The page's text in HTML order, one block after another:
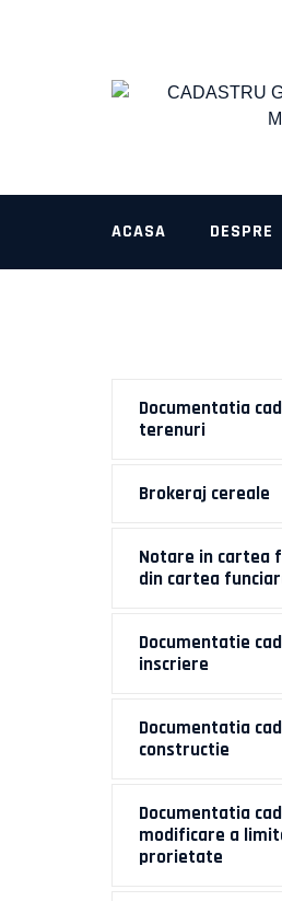
ACASA DESPRE
Documentatia
terenuri
Brokeraj cereale
Notare in cartea
din cartea
Documentatie
inscriere
Documentatia
constructie
Documentatia
modificare a
prorietate